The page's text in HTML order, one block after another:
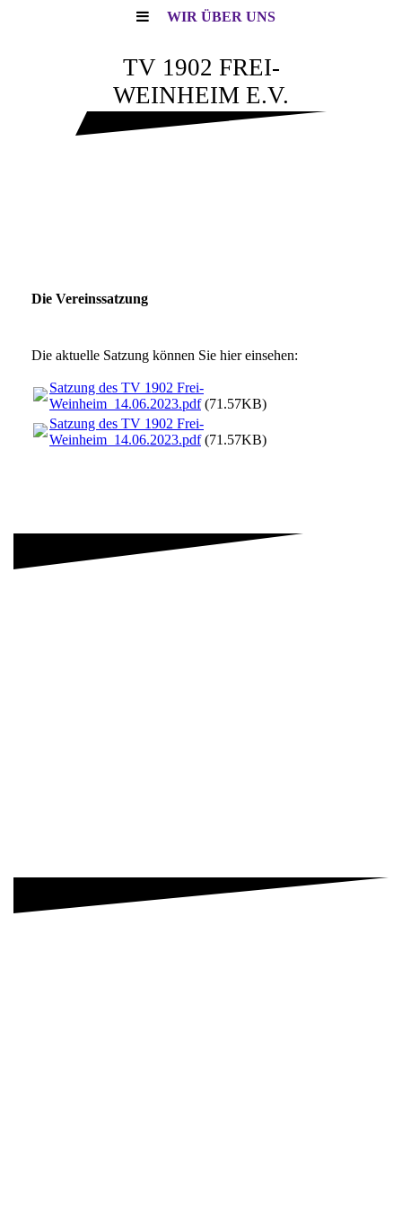
WIR ÜBER UNS
TV 1902 FREI-
WEINHEIM E.V.
Die Vereinssatzung
Die aktuelle Satzung können Sie hier einsehen:
Satzung des TV 1902 Frei-
Weinheim_14.06.2023.pdf(71.57KB)
Satzung des TV 1902 Frei-
Weinheim_14.06.2023.pdf(71.57KB)